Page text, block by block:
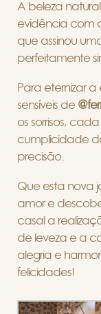
A beleza
evidência com
que assinou
perfeitamente
Para eternizar a
sensíveis de
os sorrisos,
cumplicidade
precisão.
Que esta nova
amor e
casal a
de leveza e a
alegria e
felicidades!